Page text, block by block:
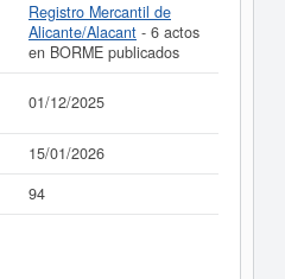
Registro Mercantil de
Alicante/Alacant - 6 actos
en BORME publicados
01/12/2025
15/01/2026
94